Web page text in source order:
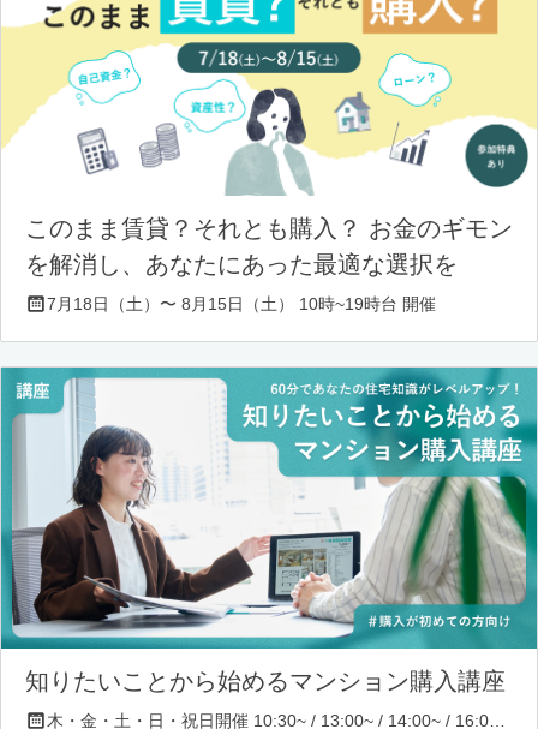
このまま賃貸？それとも購入？ お金のギモン
を解消し、あなたにあった最適な選択を
7月18日（土）〜 8月15日（土） 10時~19時台 開催
知りたいことから始めるマンション購入講座